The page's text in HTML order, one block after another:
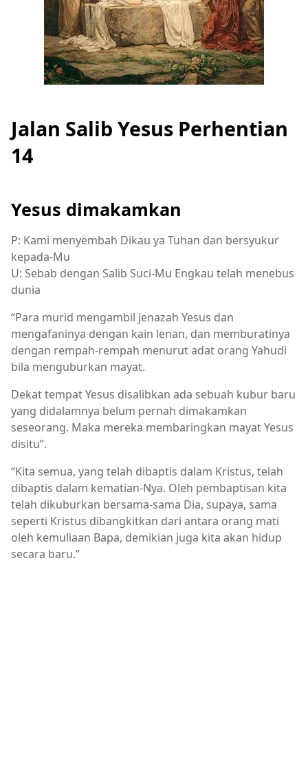
Jalan Salib Yesus Perhentian
14
Yesus dimakamkan
P: Kami menyembah Dikau ya Tuhan dan bersyukur
kepada-Mu
U: Sebab dengan Salib Suci-Mu Engkau telah menebus
dunia
“Para murid mengambil jenazah Yesus dan
mengafaninya dengan kain lenan, dan memburatinya
dengan rempah-rempah menurut adat orang Yahudi
bila menguburkan mayat.
Dekat tempat Yesus disalibkan ada sebuah kubur baru
yang didalamnya belum pernah dimakamkan
seseorang. Maka mereka membaringkan mayat Yesus
disitu”.
“Kita semua, yang telah dibaptis dalam Kristus, telah
dibaptis dalam kematian-Nya. Oleh pembaptisan kita
telah dikuburkan bersama-sama Dia, supaya, sama
seperti Kristus dibangkitkan dari antara orang mati
oleh kemuliaan Bapa, demikian juga kita akan hidup
secara baru.”